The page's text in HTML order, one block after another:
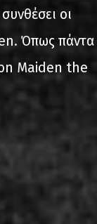
οι
Όπως πάντα
Maiden the